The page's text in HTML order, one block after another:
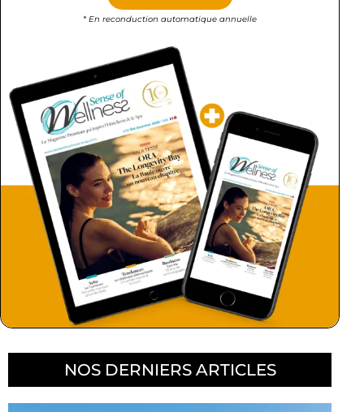
* En reconduction automatique annuelle
NOS DERNIERS ARTICLES